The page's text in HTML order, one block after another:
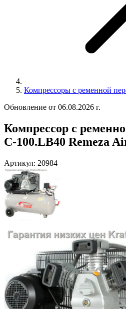
Компрессоры с ременной
Обновление от 06.08.2026 г.
Компрессор с
С-100.LB40 Remeza
Артикул: 20984